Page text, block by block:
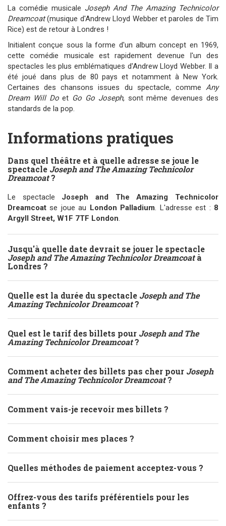
La comédie musicale Joseph And The Amazing Technicolor
Dreamcoat(musique d'Andrew Lloyd Webber et paroles de Tim
Rice) est de retour à Londres !
Initialent conçue sous la forme d'un album concept en 1969,
cette comédie musicale est rapidement devenue l'un des
spectacles les plus emblématiques d'Andrew Lloyd Webber. Il a
été joué dans plus de 80 pays et notamment à New York.
Certaines des chansons issues du spectacle, comme Any
Dream Will Doet Go Go Joseph, sont même devenues des
standards de la pop.
Informations pratiques
Dans quel théâtre et à quelle adresse se joue le
spectacle Joseph and The Amazing Technicolor
Dreamcoat?
Le spectacle Joseph and The Amazing Technicolor
Dreamcoat se joue au London Palladium. L'adresse est : 8
Argyll Street, W1F 7TF London.
Jusqu'à quelle date devrait se jouer le spectacle
Joseph and The Amazing Technicolor Dreamcoatà
Londres ?
Quelle est la durée du spectacle Joseph and The
Amazing Technicolor Dreamcoat?
Quel est le tarif des billets pour Joseph and The
Amazing Technicolor Dreamcoat?
Comment acheter des billets pas cher pour Joseph
and The Amazing Technicolor Dreamcoat?
Comment vais-je recevoir mes billets ?
Comment choisir mes places ?
Quelles méthodes de paiement acceptez-vous ?
Offrez-vous des tarifs préférentiels pour les
enfants ?